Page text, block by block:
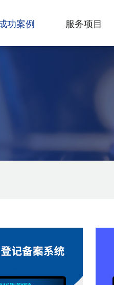
功案例 服务项目